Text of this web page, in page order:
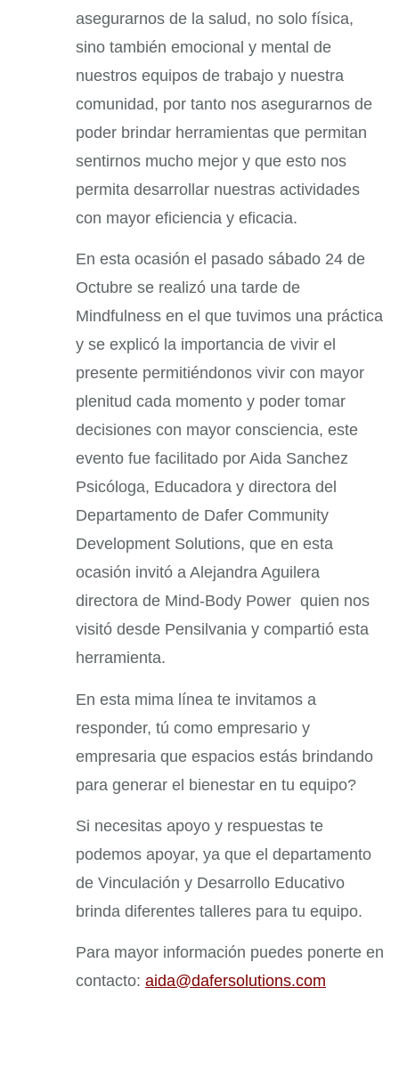
asegurarnos de la salud, no solo física,
sino también emocional y mental de
nuestros equipos de trabajo y nuestra
comunidad, por tanto nos asegurarnos de
poder brindar herramientas que permitan
sentirnos mucho mejor y que esto nos
permita desarrollar nuestras actividades
con mayor eficiencia y eficacia.
En esta ocasión el pasado sábado 24 de
Octubre se realizó una tarde de
Mindfulness en el que tuvimos una práctica
y se explicó la importancia de vivir el
presente permitiéndonos vivir con mayor
plenitud cada momento y poder tomar
decisiones con mayor consciencia, este
evento fue facilitado por Aida Sanchez
Psicóloga, Educadora y directora del
Departamento de Dafer Community
Development Solutions, que en esta
ocasión invitó a Alejandra Aguilera
directora de Mind-Body Power quien nos
visitó desde Pensilvania y compartió esta
herramienta.
En esta mima línea te invitamos a
responder, tú como empresario y
empresaria que espacios estás brindando
para generar el bienestar en tu equipo?
Si necesitas apoyo y respuestas te
podemos apoyar, ya que el departamento
de Vinculación y Desarrollo Educativo
brinda diferentes talleres para tu equipo.
Para mayor información puedes ponerte en
contacto: aida@dafersolutions.com